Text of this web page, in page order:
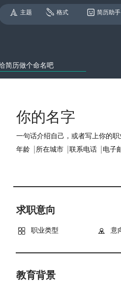
主题 格式 简历助手
求职意向
 
教育背景